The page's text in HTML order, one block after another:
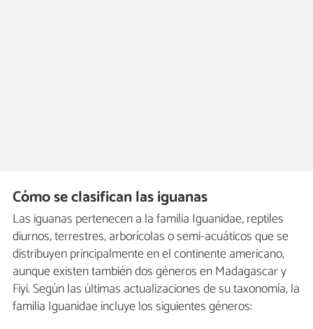
Cómo se clasifican las iguanas
Las iguanas pertenecen a la familia Iguanidae, reptiles
diurnos, terrestres, arborícolas o semi-acuáticos que se
distribuyen principalmente en el continente americano,
aunque existen también dos géneros en Madagascar y
Fiyi. Según las últimas actualizaciones de su taxonomía, la
familia Iguanidae incluye los siguientes géneros: